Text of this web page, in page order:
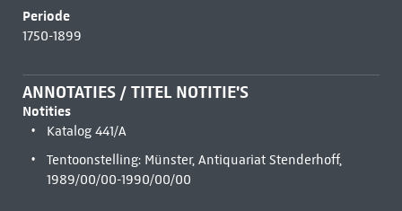
Periode
1750-1899
ANNOTATIES / TITEL NOTITIE'S
Notities
Katalog 441/A
Tentoonstelling: Münster, Antiquariat Stenderhoff,
1989/00/00-1990/00/00